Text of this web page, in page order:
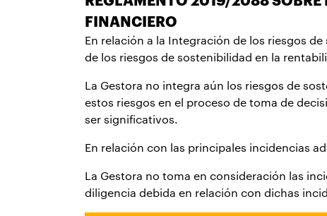
FINANCIERO
En relación a la Integración de los riesgos
de los riesgos de sostenibilidad en la
La Gestora no integra aún los riesgos de
estos riesgos en el proceso de toma de
ser significativos.
En relación con las principales incidencias
La Gestora no toma en consideración las
diligencia debida en relación con dichas